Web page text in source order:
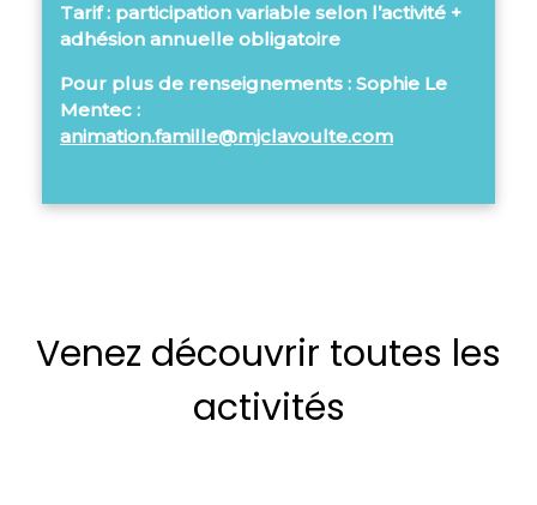
Tarif : participation variable selon l’activité +
adhésion annuelle obligatoire
Pour plus de renseignements : Sophie Le
Mentec :
animation.famille@mjclavoulte.com
Venez découvrir toutes les
activités